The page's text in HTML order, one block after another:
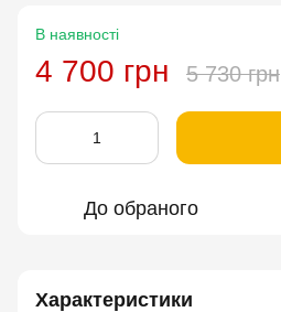
В наявності
4 700 грн 5 730 грн
До обраного
Характеристики